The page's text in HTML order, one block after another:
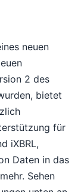
neuen
2 des
bietet
für
iXBRL,
Daten in das
Sehen